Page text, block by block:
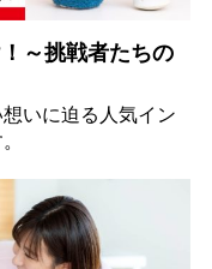
～挑戦者たちの
いに迫る人気イン